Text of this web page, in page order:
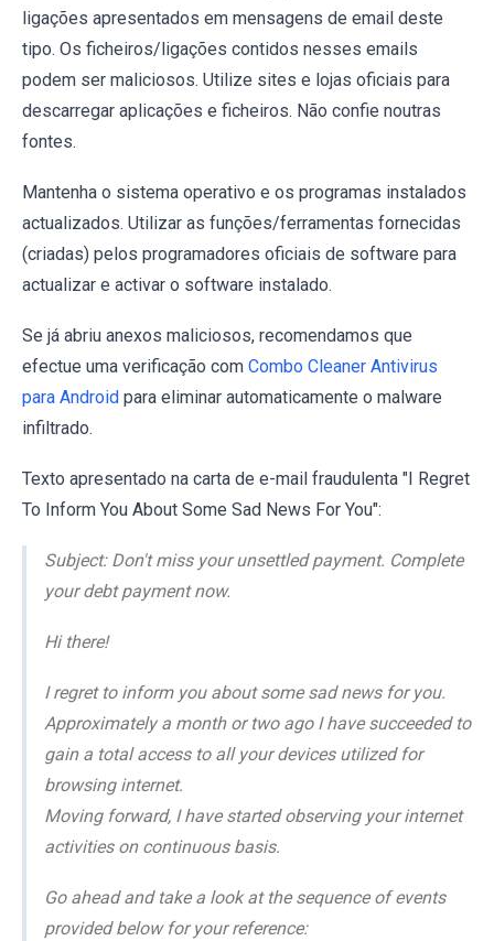
ligações apresentados em mensagens de email deste
tipo. Os ficheiros/ligações contidos nesses emails
podem ser maliciosos. Utilize sites e lojas oficiais para
descarregar aplicações e ficheiros. Não confie noutras
fontes.
Mantenha o sistema operativo e os programas instalados
actualizados. Utilizar as funções/ferramentas fornecidas
(criadas) pelos programadores oficiais de software para
actualizar e activar o software instalado.
Se já abriu anexos maliciosos, recomendamos que
efectue uma verificação com Combo Cleaner Antivirus
para Android para eliminar automaticamente o malware
infiltrado.
Texto apresentado na carta de e-mail fraudulenta "I Regret
To Inform You About Some Sad News For You":
Subject: Don't miss your unsettled payment. Complete
your debt payment now.
Hi there!
I regret to inform you about some sad news for you.
Approximately a month or two ago I have succeeded to
gain a total access to all your devices utilized for
browsing internet.
Moving forward, I have started observing your internet
activities on continuous basis.
Go ahead and take a look at the sequence of events
provided below for your reference: